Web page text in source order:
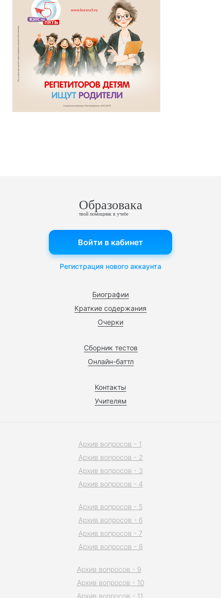
Образовака
твой помощник в учебе
Биографии
Краткие содержания
Очерки
Сборник тестов
Онлайн-баттл
Контакты
Учителям
Войти в кабинет
Регистрация нового аккаунта
Архив вопросов - 1
Архив вопросов - 2
Архив вопросов - 3
Архив вопросов - 4
Архив вопросов - 5
Архив вопросов - 6
Архив вопросов - 7
Архив вопросов - 8
Архив вопросов - 9
Архив вопросов - 10
Архив вопросов - 11